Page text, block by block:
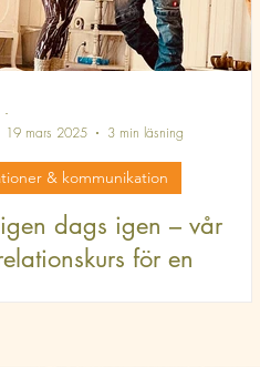
dags igen – vår
för en
& kommunikation
-
19 mars 2025
3 min läsning